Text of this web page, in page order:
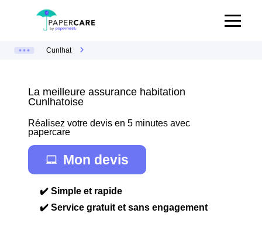
Cunlhat
La meilleure assurance habitation
Cunlhatoise
Réalisez votre devis en 5 minutes avec
papercare
Mon devis
✔️ Simple et rapide
✔️ Service gratuit et sans engagement